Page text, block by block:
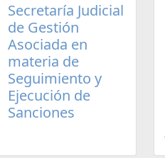
Secretaría Judicial
de Gestión
Asociada en
materia de
Seguimiento y
Ejecución de
Sanciones